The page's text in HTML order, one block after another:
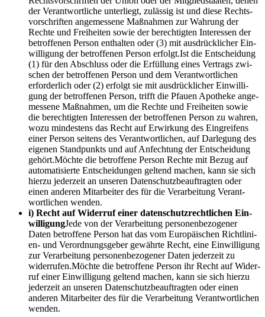
der Ver­ant­wort­li­che unter­liegt, zuläs­sig ist und die­se Rechts­
vor­schrif­ten ange­mes­se­ne Maß­nah­men zur Wah­rung der
Rech­te und Frei­hei­ten sowie der berech­tig­ten Inter­es­sen der
betrof­fe­nen Per­son ent­hal­ten oder (3) mit aus­drück­li­cher Ein­
wil­li­gung der betrof­fe­nen Per­son erfolgt.Ist die Ent­schei­dung
(1) für den Abschluss oder die Erfül­lung eines Ver­trags zwi­
schen der betrof­fe­nen Per­son und dem Ver­ant­wort­li­chen
erfor­der­lich oder (2) erfolgt sie mit aus­drück­li­cher Ein­wil­li­
gung der betrof­fe­nen Per­son, trifft die Pfau­en Apo­the­ke ange­
mes­se­ne Maß­nah­men, um die Rech­te und Frei­hei­ten sowie
die berech­tig­ten Inter­es­sen der betrof­fe­nen Per­son zu wah­ren,
wozu min­des­tens das Recht auf Erwir­kung des Ein­grei­fens
einer Per­son sei­tens des Ver­ant­wort­li­chen, auf Dar­le­gung des
eige­nen Stand­punkts und auf Anfech­tung der Ent­schei­dung
gehört.Möchte die betrof­fe­ne Per­son Rech­te mit Bezug auf
auto­ma­ti­sier­te Ent­schei­dun­gen gel­tend machen, kann sie sich
hier­zu jeder­zeit an unse­ren Daten­schutz­be­auf­trag­ten oder
einen ande­ren Mit­ar­bei­ter des für die Ver­ar­bei­tung Ver­ant­
wort­li­chen wenden.
i) Recht auf Wider­ruf einer daten­schutz­recht­li­chen Ein­
wil­li­gungJede von der Ver­ar­bei­tung per­so­nen­be­zo­ge­ner
Daten betrof­fe­ne Per­son hat das vom Euro­päi­schen Richt­li­ni­
en- und Ver­ord­nungs­ge­ber gewähr­te Recht, eine Ein­wil­li­gung
zur Ver­ar­bei­tung per­so­nen­be­zo­ge­ner Daten jeder­zeit zu
widerrufen.Möchte die betrof­fe­ne Per­son ihr Recht auf Wider­
ruf einer Ein­wil­li­gung gel­tend machen, kann sie sich hier­zu
jeder­zeit an unse­ren Daten­schutz­be­auf­trag­ten oder einen
ande­ren Mit­ar­bei­ter des für die Ver­ar­bei­tung Ver­ant­wort­li­chen
wenden.